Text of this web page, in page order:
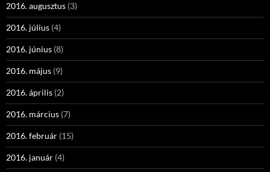
2016. augusztus (3)
2016. július (4)
2016. június (8)
2016. május (9)
2016. április (2)
2016. március (7)
2016. február (15)
2016. január (4)